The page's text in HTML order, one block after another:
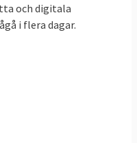
organisation
de
och digitala
i flera dagar.